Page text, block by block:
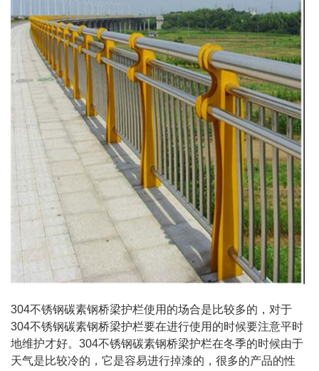
304不锈钢碳素钢桥梁护栏使用的场合是比较多的，对于
304不锈钢碳素钢桥梁护栏要在进行使用的时候要注意平时
地维护才好。304不锈钢碳素钢桥梁护栏在冬季的时候由于
天气是比较冷的，它是容易进行掉漆的，很多的产品的性